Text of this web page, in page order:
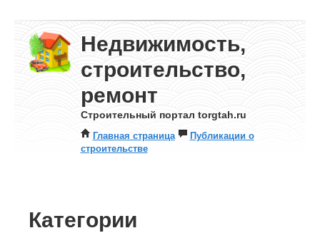
Недвижимость,
строительство,
ремонт
Строительный портал torgtah.ru
Главная страница
Публикации о
строительстве
Категории